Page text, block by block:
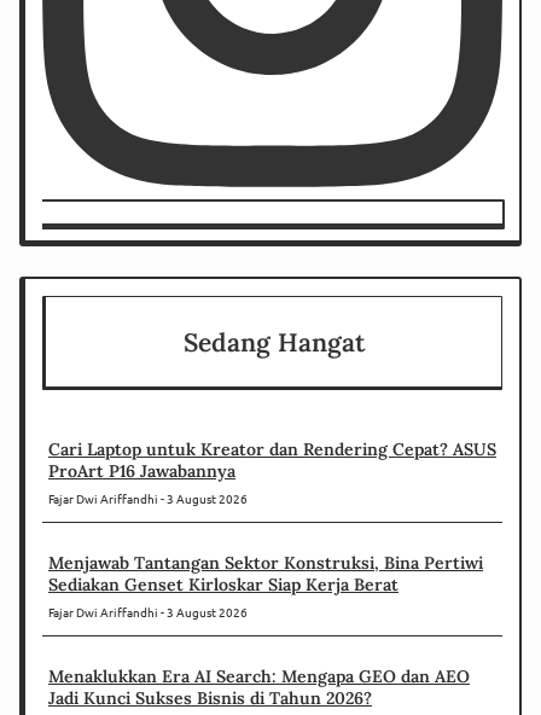
Sedang Hangat
Cari Laptop untuk Kreator dan Rendering Cepat? ASUS
ProArt P16 Jawabannya
Fajar Dwi Ariffandhi 3 August 2026
Menjawab Tantangan Sektor Konstruksi, Bina Pertiwi
Sediakan Genset Kirloskar Siap Kerja Berat
Fajar Dwi Ariffandhi 3 August 2026
Menaklukkan Era AI Search: Mengapa GEO dan AEO
Jadi Kunci Sukses Bisnis di Tahun 2026?